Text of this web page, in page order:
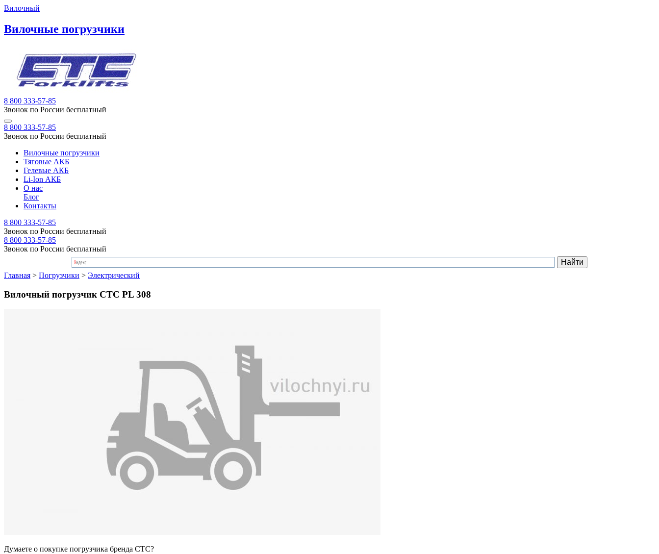
Вилочный
Вилочные погрузчики
8 800 333-57-85
Звонок по России бесплатный
8 800 333-57-85
Звонок по России бесплатный
Вилочные погрузчики
Тяговые АКБ
Гелевые АКБ
Li-Ion АКБ
О нас
Блог
Контакты
8 800 333-57-85
Звонок по России бесплатный
8 800 333-57-85
Звонок по России бесплатный
Главная > Погрузчики > Электрический
Вилочный погрузчик CTC PL 308
Думаете о покупке погрузчика бренда CTC?